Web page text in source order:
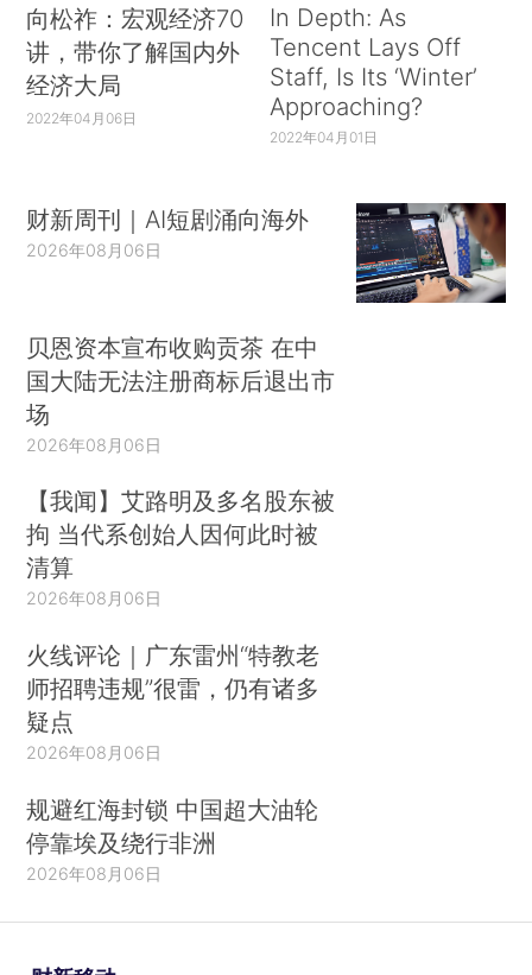
向松祚：宏观经济70
讲，带你了解国内外
经济大局
2022年04月06日
In Depth: As
Tencent Lays Off
Staff, Is Its ‘Winter’
Approaching?
2022年04月01日
财新周刊｜AI短剧涌向海外
2026年08月06日
贝恩资本宣布收购贡茶 在中
国大陆无法注册商标后退出市
场
2026年08月06日
【我闻】艾路明及多名股东被
拘 当代系创始人因何此时被
清算
2026年08月06日
火线评论｜广东雷州“特教老
师招聘违规”很雷，仍有诸多
疑点
2026年08月06日
规避红海封锁 中国超大油轮
停靠埃及绕行非洲
2026年08月06日